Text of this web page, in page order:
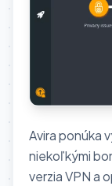
Avira ponúka
niekoľkými
verzia VPN a